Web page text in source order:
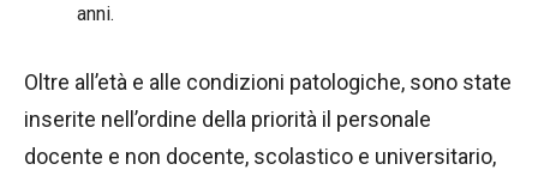
anni.
Oltre all’età e alle condizioni patologiche, sono state
inserite nell’ordine della priorità il personale
docente e non docente, scolastico e universitario,